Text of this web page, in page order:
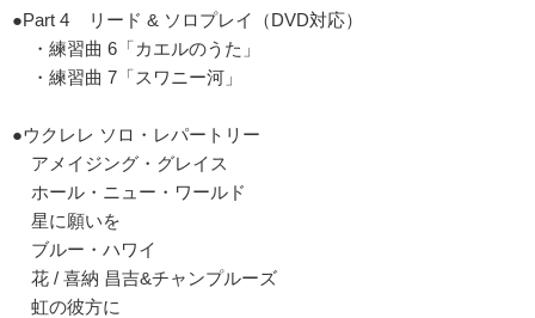
●Part 4 リード & ソロプレイ（DVD対応）
・練習曲 6「カエルのうた」
・練習曲 7「スワニー河」
●ウクレレ ソロ・レパートリー
アメイジング・グレイス
ホール・ニュー・ワールド
星に願いを
ブルー・ハワイ
花 / 喜納 昌吉&チャンプルーズ
虹の彼方に